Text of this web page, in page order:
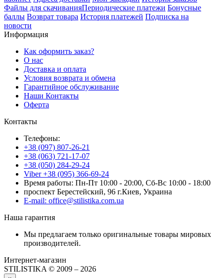
Файлы для скачиванияПериодические платежи Бонусные
баллы Возврат товара История платежей Подписка на
новости
Информация
Как оформить заказ?
О нас
Доставка и оплата
Условия возврата и обмена
Гарантийное обслуживание
Наши Контакты
Оферта
Контакты
Телефоны:
+38 (097) 807-26-21
+38 (063) 721-17-07
+38 (050) 284-29-24
Viber +38 (095) 366-69-24
Время работы: Пн-Пт 10:00 - 20:00, Сб-Вс 10:00 - 18:00
проспект Берестейский, 96 г.Киев, Украина
E-mail: office@stilistika.com.ua
Наша гарантия
Мы предлагаем только оригинальные товары мировых
производителей.
Интернет-магазин
STILISTIKA © 2009 – 2026